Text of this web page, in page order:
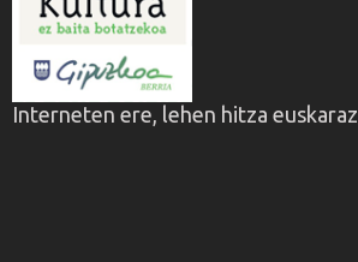
Interneten ere, lehen hitza euskaraz